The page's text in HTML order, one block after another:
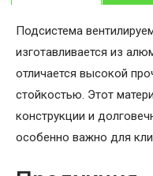
Подсистема
изготавливается из
отличается высокой
стойкостью. Этот
конструкции и
особенно важно для